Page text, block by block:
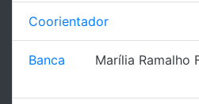
Coorientador
Banca Marília Ramalho